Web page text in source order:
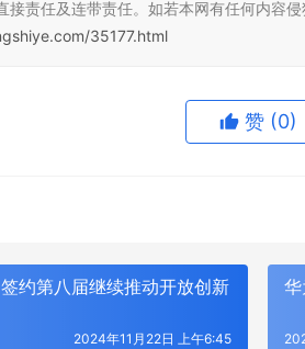
接责任及连带责任。如若本网有任何内容
35177.html
赞 (0)
约第八届继续推动开放创新
2024年11月22日 上午6:45